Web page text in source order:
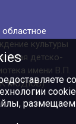
культуры
детско-
имени В.П.
МОДЮБ)